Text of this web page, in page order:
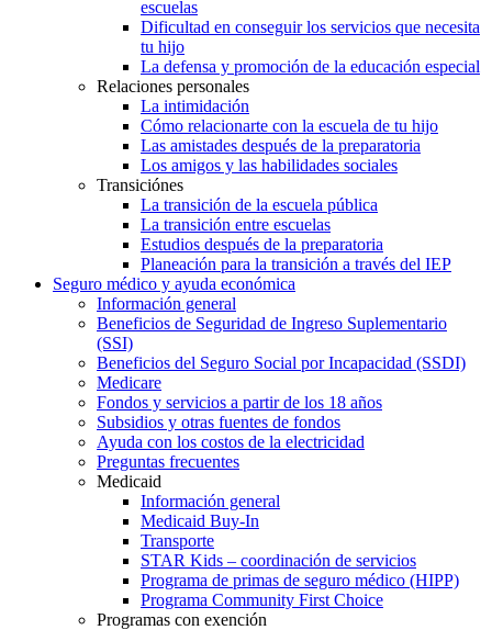
escuelas
Dificultad en conseguir los servicios que necesita
tu hijo
La defensa y promoción de la educación especial
Relaciones personales
La intimidación
Cómo relacionarte con la escuela de tu hijo
Las amistades después de la preparatoria
Los amigos y las habilidades sociales
Transiciónes
La transición de la escuela pública
La transición entre escuelas
Estudios después de la preparatoria
Planeación para la transición a través del IEP
Seguro médico y ayuda económica
Información general
Beneficios de Seguridad de Ingreso Suplementario
(SSI)
Beneficios del Seguro Social por Incapacidad (SSDI)
Medicare
Fondos y servicios a partir de los 18 años
Subsidios y otras fuentes de fondos
Ayuda con los costos de la electricidad
Preguntas frecuentes
Medicaid
Información general
Medicaid Buy-In
Transporte
STAR Kids – coordinación de servicios
Programa de primas de seguro médico (HIPP)
Programa Community First Choice
Programas con exención